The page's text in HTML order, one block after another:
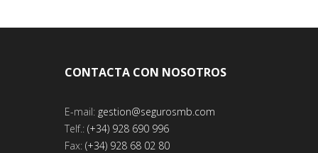
CONTACTA CON NOSOTROS
E-mail: gestion@segurosmb.com
Telf.: (+34) 928 690 996
Fax: (+34) 928 68 02 80